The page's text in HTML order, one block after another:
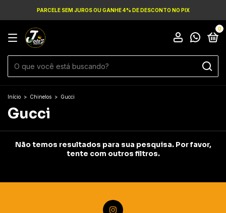
PARCELE SEM JUROS OU GANHE 4% DE DESCONTO NO PIX
0
Início > Chinelos > Gucci
Gucci
Não temos resultados para sua pesquisa. Por favor,
tente com outros filtros.